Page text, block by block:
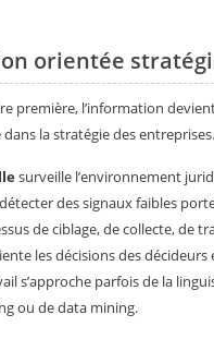
orientée
première, l’information
dans la stratégie des entreprises.
surveille l’environnement
des signaux faibles
de ciblage, de collecte, de
les décisions des
s’approche parfois de la
ou de data mining.